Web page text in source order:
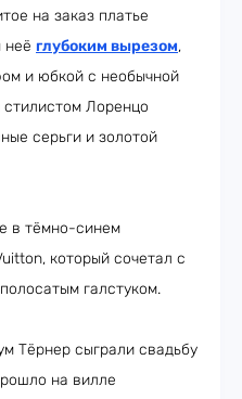
на заказ платье
неё глубоким вырезом,
и юбкой с необычной
Лоренцо
серьги и золотой
в тёмно-синем
который сочетал с
галстуком.
Тёрнер сыграли свадьбу
на вилле